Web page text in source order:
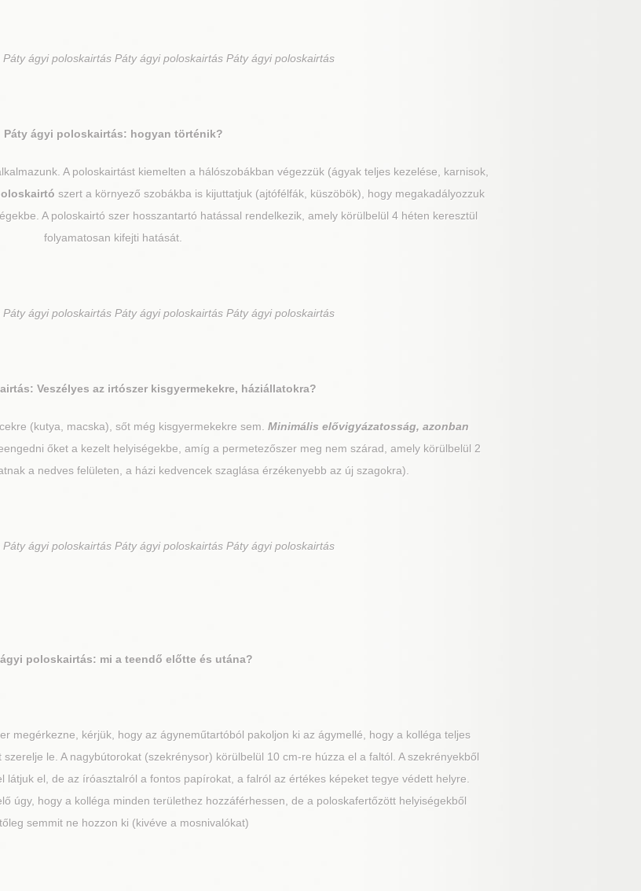
ágyi poloskairtás Páty ágyi poloskairtás Páty ágyi poloskairtás
Pátyágyi poloskairtás: hogyan történik?
A poloskairtást kiemelten a hálószobákban végezzük (ágyak teljes kezelése, karnisok,
szert a környező szobákba is kijuttatjuk (ajtófélfák, küszöbök), hogy megakadályozzuk
A poloskairtó szer hosszantartó hatással rendelkezik, amely körülbelül 4 héten keresztül
folyamatosan kifejti hatását.
ágyi poloskairtás Páty ágyi poloskairtás Páty ágyi poloskairtás
Veszélyes az irtószer kisgyermekekre, háziállatokra?
(kutya, macska), sőt még kisgyermekekre sem. Minimális elővigyázatosság, azonban
őket a kezelt helyiségekbe, amíg a permetezőszer meg nem szárad, amely körülbelül 2
a nedves felületen, a házi kedvencek szaglása érzékenyebb az új szagokra).
ágyi poloskairtás Páty ágyi poloskairtás Páty ágyi poloskairtás
ágyi poloskairtás: mi a teendő előtte és utána?
megérkezne, kérjük, hogy az ágyneműtartóból pakoljon ki az ágymellé, hogy a kolléga teljes
le. A nagybútorokat (szekrénysor) körülbelül 10 cm-re húzza el a faltól. A szekrényekből
látjuk el, de az íróasztalról a fontos papírokat, a falról az értékes képeket tegye védett helyre.
úgy, hogy a kolléga minden területhez hozzáférhessen, de a poloskafertőzött helyiségekből
semmit ne hozzon ki (kivéve a mosnivalókat)